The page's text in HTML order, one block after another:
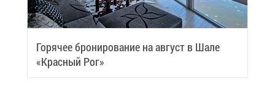
Го­ря­чее бро­ни­ро­ва­ние на ав­густ в Ша­ле
«Крас­ный Рог»